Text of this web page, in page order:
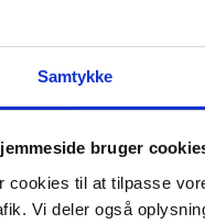
Samtykke
bruger
cookies til at tilpasse
Vi deler også